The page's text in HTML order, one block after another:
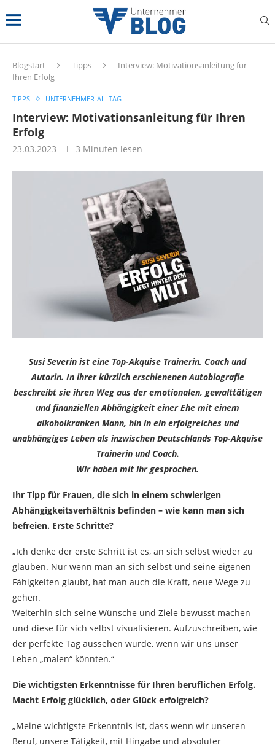
Blogstart Tipps
Interview: Motivationsanleitung für
Ihren Erfolg
TIPPS UNTERNEHMER-ALLTAG
Interview: Motivationsanleitung für Ihren
Erfolg
23.03.2023 3 Minuten lesen
Susi Severin ist eine Top-Akquise Trainerin, Coach und
Autorin. In ihrer kürzlich erschienenen Autobiografie
beschreibt sie ihren Weg aus der emotionalen, gewalttätigen
und finanziellen Abhängigkeit einer Ehe mit einem
alkoholkranken Mann, hin in ein erfolgreiches und
unabhängiges Leben als inzwischen Deutschlands Top-Akquise
Trainerin und Coach.
Wir haben mit ihr gesprochen.
Ihr Tipp für Frauen, die sich in einem schwierigen
Abhängigkeitsverhältnis befinden – wie kann man sich
befreien. Erste Schritte?
„Ich denke der erste Schritt ist es, an sich selbst wieder zu
glauben. Nur wenn man an sich selbst und seine eigenen
Fähigkeiten glaubt, hat man auch die Kraft, neue Wege zu
gehen.
Weiterhin sich seine Wünsche und Ziele bewusst machen
und diese für sich selbst visualisieren. Aufzuschreiben, wie
der perfekte Tag aussehen würde, wenn wir uns unser
Leben „malen“ könnten.“
Die wichtigsten Erkenntnisse für Ihren beruflichen Erfolg.
Macht Erfolg glücklich, oder Glück erfolgreich?
„Meine wichtigste Erkenntnis ist, dass wenn wir unseren
Beruf, unsere Tätigkeit, mit Hingabe und absoluter